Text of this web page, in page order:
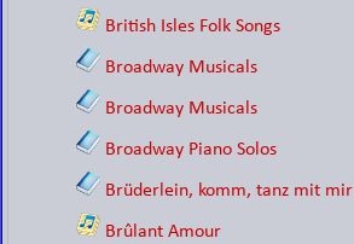
British Isles Folk Songs
Broadway Musicals
Broadway Musicals
Broadway Piano Solos
Brüderlein, komm, tanz mit mir
Brûlant Amour